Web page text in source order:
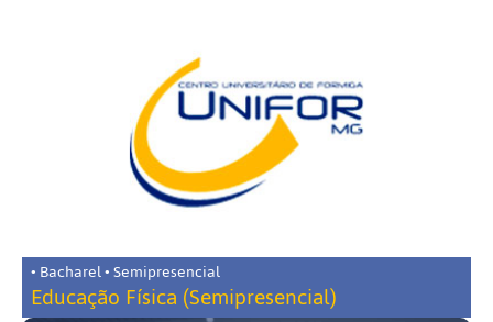
• Bacharel • Semipresencial
Educação Física (Semipresencial)